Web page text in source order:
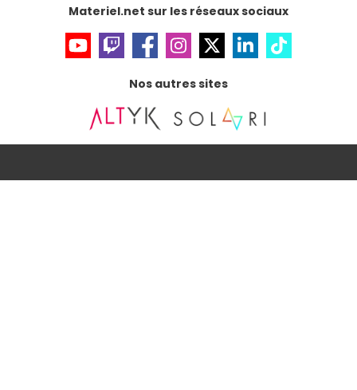
Materiel.net sur les réseaux sociaux
Nos autres sites